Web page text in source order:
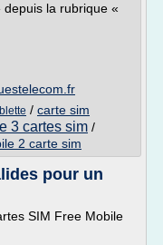
la rubrique «
/ carte sim
3 cartes sim /
2 carte sim
pour un
SIM Free Mobile